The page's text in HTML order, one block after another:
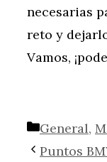
necesarias
reto y
Vamos,
Categorías
General,
Puntos